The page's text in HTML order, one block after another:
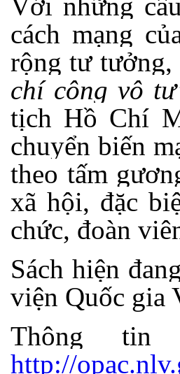
cách mạng
rộng tư tưởng,
chí công vô
tịch Hồ Chí
chuyển biến
theo tấm
xã hội, đặc
chức, đoàn
Sách hiện
viện Quốc gia
Thông tin
http://